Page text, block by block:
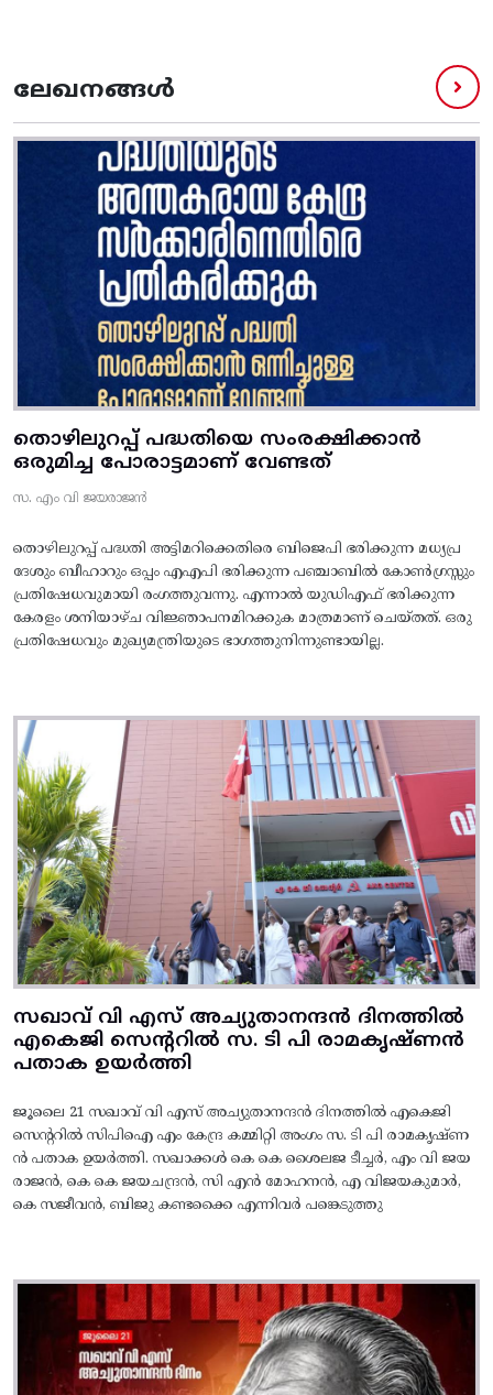
ലേഖനങ്ങൾ
തൊഴിലുറപ്പ് പദ്ധതിയെ സംരക്ഷിക്കാൻ
ഒരുമിച്ച പോരാട്ടമാണ് വേണ്ടത്
സ. എം വി ജയരാജൻ
തൊഴിലുറപ്പ് പദ്ധതി അട്ടിമറിക്കെതിരെ ബിജെപി ഭരിക്കുന്ന മധ്യപ്ര
ദേശും ബീഹാറും ഒപ്പം എഎപി ഭരിക്കുന്ന പഞ്ചാബിൽ കോൺഗ്രസ്സും
പ്രതിഷേധവുമായി രംഗത്തുവന്നു. എന്നാൽ യുഡിഎഫ് ഭരിക്കുന്ന
കേരളം ശനിയാഴ്ച വിജ്ഞാപനമിറക്കുക മാത്രമാണ് ചെയ്തത്. ഒരു
പ്രതിഷേധവും മുഖ്യമന്ത്രിയുടെ ഭാഗത്തുനിന്നുണ്ടായില്ല.
സഖാവ് വി എസ് അച്യുതാനന്ദൻ ദിനത്തിൽ
എകെജി സെന്ററിൽ സ. ടി പി രാമകൃഷ്‌ണൻ
പതാക ഉയർത്തി
ജൂലൈ 21 സഖാവ് വി എസ് അച്യുതാനന്ദൻ ദിനത്തിൽ എകെജി
സെന്ററിൽ സിപിഐ എം കേന്ദ്ര കമ്മിറ്റി അംഗം സ. ടി പി രാമകൃഷ്‌ണ
ൻ പതാക ഉയർത്തി. സഖാക്കൾ കെ കെ ശൈലജ ടീച്ചർ, എം വി ജയ
രാജൻ, കെ കെ ജയചന്ദ്രൻ, സി എൻ മോഹനൻ, എ വിജയകുമാർ,
കെ സജീവൻ, ബിജു കണ്ടക്കൈ എന്നിവർ പങ്കെടുത്തു